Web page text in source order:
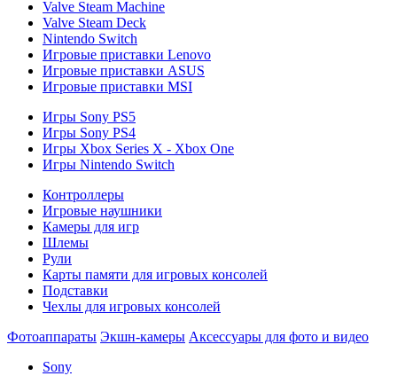
Valve Steam Machine
Valve Steam Deck
Nintendo Switch
Игровые приставки Lenovo
Игровые приставки ASUS
Игровые приставки MSI
Игры Sony PS5
Игры Sony PS4
Игры Xbox Series X - Xbox One
Игры Nintendo Switch
Контроллеры
Игровые наушники
Камеры для игр
Шлемы
Рули
Карты памяти для игровых консолей
Подставки
Чехлы для игровых консолей
Фотоаппараты Экшн-камеры Аксессуары для фото и видео
Sony